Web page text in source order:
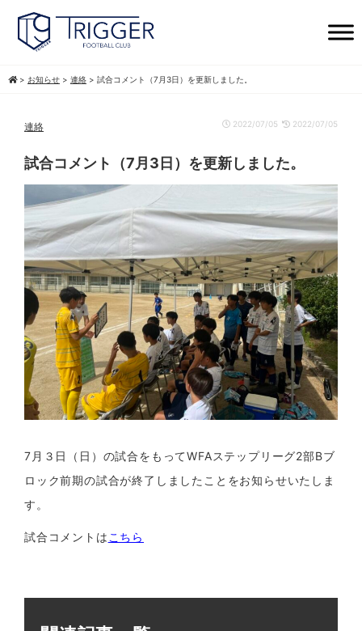
> お知らせ > 連絡 > 試合コメント（7月3日）を更新しました。
連絡 2022/07/05 2022/07/05
試合コメント（7月3日）を更新しました。
7月３日（日）の試合をもってWFAステップリーグ2部Bブ
ロック前期の試合が終了しましたことをお知らせいたしま
す。
試合コメントは こちら